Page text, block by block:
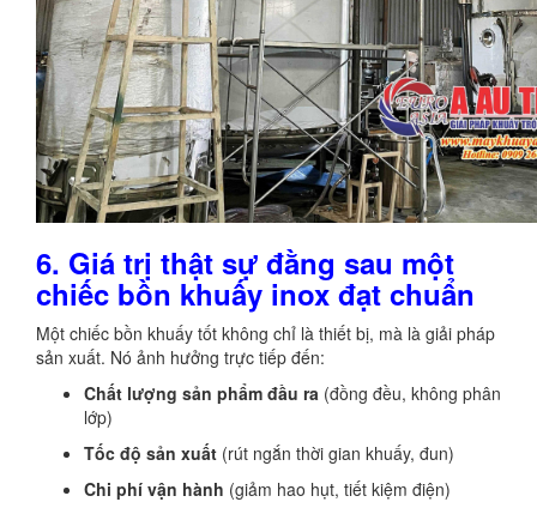
6. Giá trị thật sự đằng sau một
chiếc bồn khuấy inox đạt chuẩn
Một chiếc bồn khuấy tốt không chỉ là thiết bị, mà là giải pháp
sản xuất. Nó ảnh hưởng trực tiếp đến:
Chất lượng sản phẩm đầu ra (đồng đều, không phân
lớp)
Tốc độ sản xuất (rút ngắn thời gian khuấy, đun)
Chi phí vận hành (giảm hao hụt, tiết kiệm điện)